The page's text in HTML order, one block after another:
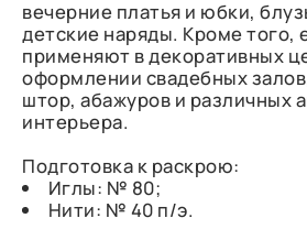
вечерние платья и юбки,
детские наряды. Кроме того,
применяют в декоративных
оформлении свадебных
штор, абажуров и различных
интерьера.
Подготовка к раскрою:
Иглы: № 80;
Нити: № 40 п/э.